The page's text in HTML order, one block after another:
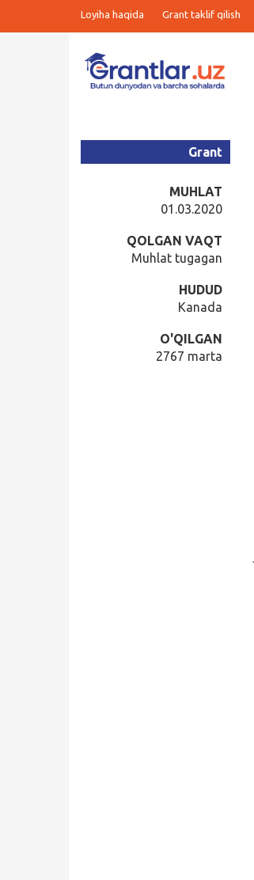
Loyiha haqida Grant taklif qilish
Grant
MUHLAT
01.03.2020
QOLGAN VAQT
Muhlat tugagan
HUDUD
Kanada
O'QILGAN
2767 marta